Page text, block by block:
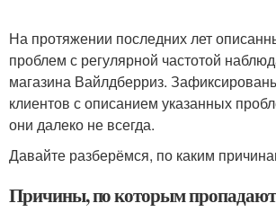
На протяжении последних лет
проблем с регулярной частотой
магазина Вайлдберриз.
клиентов с описанием указанных
они далеко не всегда.
Давайте разберёмся, по каким
Причины, по которым пропадают